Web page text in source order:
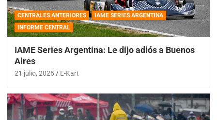
CENTRALES ANTERIORES
IAME SERIES ARGENTINA
INFORME CENTRAL
IAME Series Argentina: Le dijo adiós a Buenos
Aires
21 julio, 2026 E-Kart